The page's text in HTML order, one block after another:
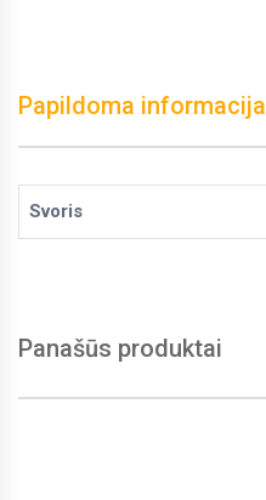
Papildoma informacija
Svoris
Panašūs produktai